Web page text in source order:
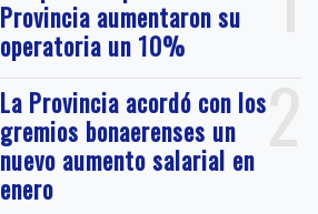
Provincia aumentaron su
operatoria un 10%
2
La Provincia acordó con los
gremios bonaerenses un
nuevo aumento salarial en
enero